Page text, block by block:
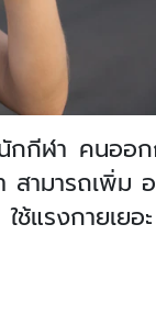
กีฬา คนออ
สามารถเพิ่ม
ช้แรงกายเ